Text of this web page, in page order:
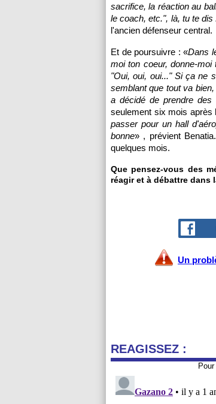
sacrifice, la réaction au
le coach, etc.", là, tu te
l'ancien défenseur central.
Et de poursuivre : «Dans
moi ton coeur, donne-
"Oui, oui, oui..." Si ça ne
semblant que tout va
a décidé de prendre des
seulement six mois après
passer pour un hall
bonne» , prévient
quelques mois.
Que pensez-vous des
réagir et à débattre dans
Un
REAGISSEZ :